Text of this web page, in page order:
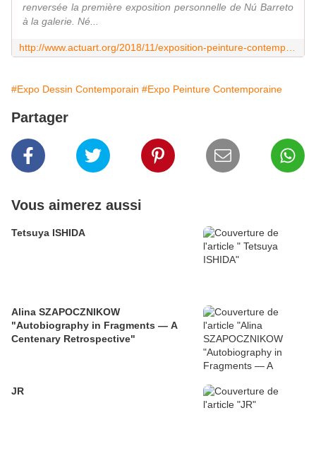
renversée la première exposition personnelle de Nú Barreto
à la galerie. Né...
#Expo Dessin Contemporain #Expo Peinture Contemporaine
Partager
Vous aimerez aussi
Tetsuya ISHIDA
Alina SZAPOCZNIKOW
"Autobiography in Fragments — A
Centenary Retrospective"
JR